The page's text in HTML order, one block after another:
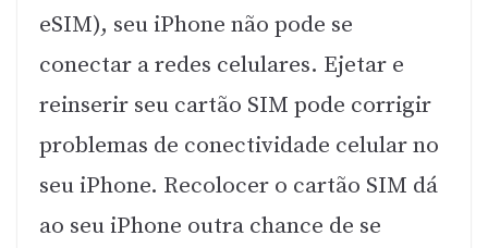
eSIM), seu iPhone não pode se
conectar a redes celulares. Ejetar e
reinserir seu cartão SIM pode corrigir
problemas de conectividade celular no
seu iPhone. Recolocer o cartão SIM dá
ao seu iPhone outra chance de se